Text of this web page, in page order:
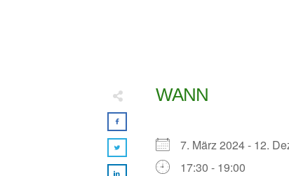
WANN
7. März 2024 - 12.
17:30 - 19:00